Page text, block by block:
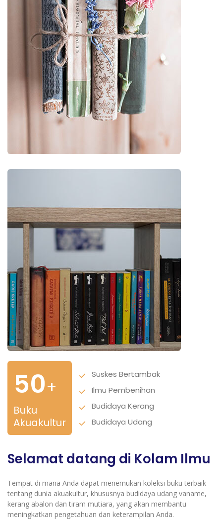
50+
Buku
Akuakultur
Suskes Bertambak
Ilmu Pembenihan
Budidaya Kerang
Budidaya Udang
Selamat datang di Kolam Ilmu
Tempat di mana Anda dapat menemukan koleksi buku terbaik
tentang dunia akuakultur, khususnya budidaya udang vaname,
kerang abalon dan tiram mutiara, yang akan membantu
meningkatkan pengetahuan dan keterampilan Anda.